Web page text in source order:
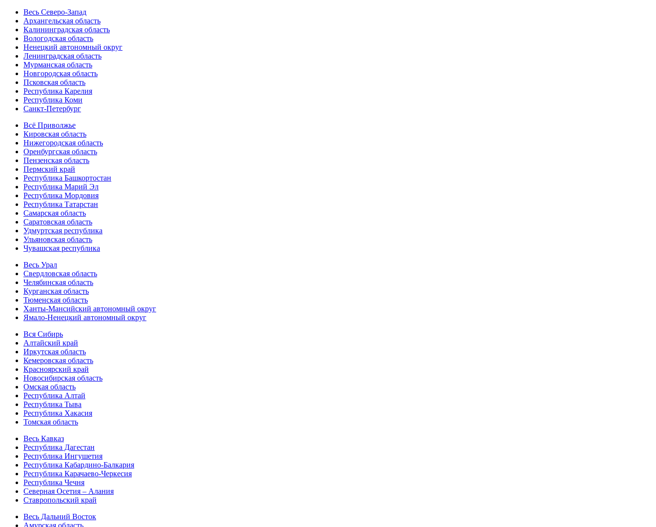
Весь Северо-Запад
Архангельская область
Калининградская область
Вологодская область
Ненецкий автономный округ
Ленинградская область
Мурманская область
Новгородская область
Псковская область
Республика Карелия
Республика Коми
Санкт-Петербург
Всё Приволжье
Кировская область
Нижегородская область
Оренбургская область
Пензенская область
Пермский край
Республика Башкортостан
Республика Марий Эл
Республика Мордовия
Республика Татарстан
Самарская область
Саратовская область
Удмуртская республика
Ульяновская область
Чувашская республика
Весь Урал
Свердловская область
Челябинская область
Курганская область
Тюменская область
Ханты-Мансийский автономный округ
Ямало-Ненецкий автономный округ
Вся Сибирь
Алтайский край
Иркутская область
Кемеровская область
Красноярский край
Новосибирская область
Омская область
Республика Алтай
Республика Тыва
Республика Хакасия
Томская область
Весь Кавказ
Республика Дагестан
Республика Ингушетия
Республика Кабардино-Балкария
Республика Карачаево-Черкесия
Республика Чечня
Северная Осетия – Алания
Ставропольский край
Весь Дальний Восток
Амурская область